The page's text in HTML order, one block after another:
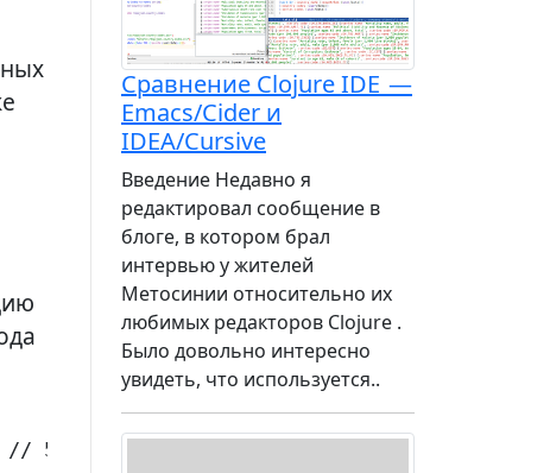
57271
Сравнение Clojure IDE —
Emacs/Cider и
IDEA/Cursive
Введение Недавно я
редактировал сообщение в
блоге, в котором брал
интервью у жителей
Метосинии относительно их
любимых редакторов Clojure .
Было довольно интересно
увидеть, что используется..